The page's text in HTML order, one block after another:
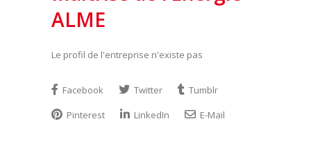
ALME
Le profil de l'entreprise n'existe pas
Facebook Twitter
Tumblr
Pinterest
LinkedIn E-Mail